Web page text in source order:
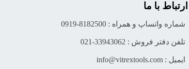
ارتباط با ما
شماره واتساپ و همراه : 8182500-0919
تلفن دفتر فروش : 33943062-021
ایمیل : info@vitrextools.com